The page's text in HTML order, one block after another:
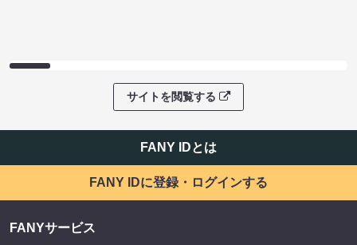
サイトを閲覧する
FANY IDとは
FANY IDに登録・ログインする
FANYサービス